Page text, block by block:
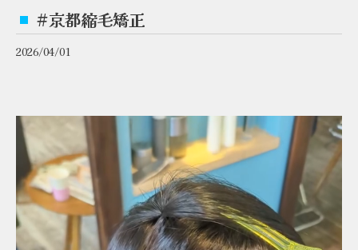
#京都縮毛矯正 ⁡
2026/04/01